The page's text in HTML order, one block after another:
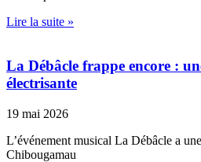
Lire la suite »
La Débâcle frappe encore :
électrisante
19 mai 2026
L’événement musical La Débâcle a
Chibougamau